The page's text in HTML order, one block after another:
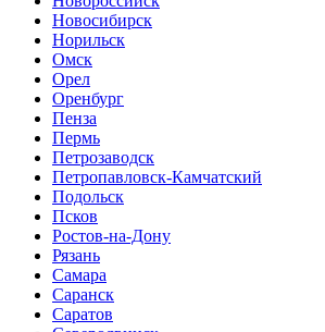
Новосибирск
Норильск
Омск
Орел
Оренбург
Пенза
Пермь
Петрозаводск
Петропавловск-Камчатский
Подольск
Псков
Ростов-на-Дону
Рязань
Самара
Саранск
Саратов